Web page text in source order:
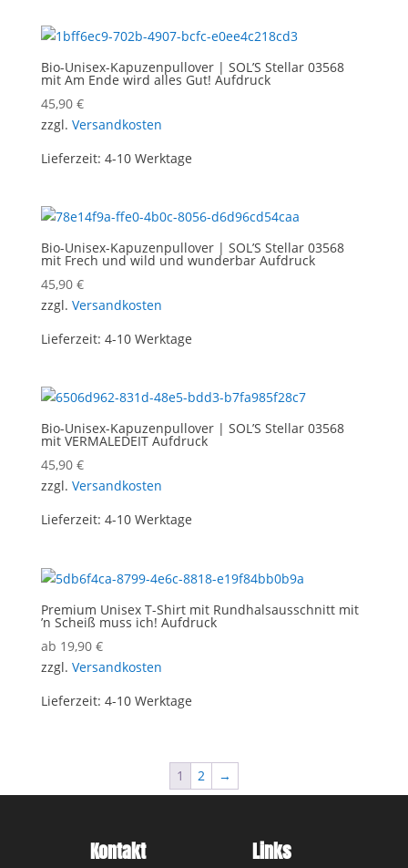
Bio-Unisex-Kapuzenpullover | SOL’S Stellar 03568
mit Am Ende wird alles Gut! Aufdruck
45,90 €
zzgl. Versandkosten
Lieferzeit: 4-10 Werktage
Bio-Unisex-Kapuzenpullover | SOL’S Stellar 03568
mit Frech und wild und wunderbar Aufdruck
45,90 €
zzgl. Versandkosten
Lieferzeit: 4-10 Werktage
Bio-Unisex-Kapuzenpullover | SOL’S Stellar 03568
mit VERMALEDEIT Aufdruck
45,90 €
zzgl. Versandkosten
Lieferzeit: 4-10 Werktage
Premium Unisex T-Shirt mit Rundhalsausschnitt mit
’n Scheiß muss ich! Aufdruck
ab 19,90 €
zzgl. Versandkosten
Lieferzeit: 4-10 Werktage
1 2 →
Kontakt Links